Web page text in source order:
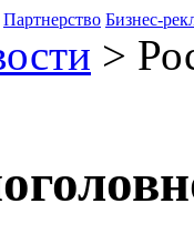
Партнерство Бизнес-
>